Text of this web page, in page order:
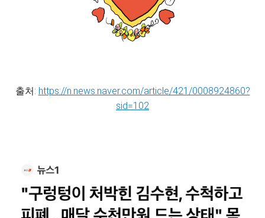
출처: https://n.news.naver.com/article/421/0008924860?
sid=102